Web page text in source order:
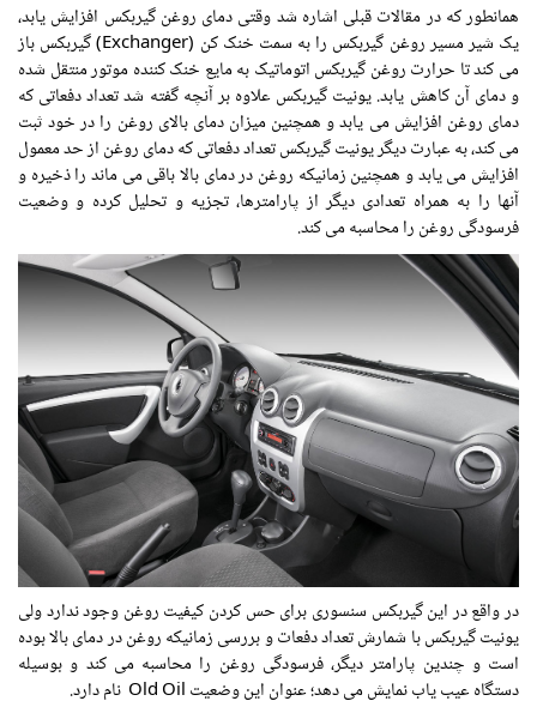
همانطور که در مقالات قبلی اشاره شد وقتی دمای روغن گیربکس افزایش یابد،
یک شیر مسیر روغن گیربکس را به سمت خنک کن (Exchanger) گیربکس باز
می کند تا حرارت روغن گیربکس اتوماتیک به مایع خنک کننده موتور منتقل شده
و دمای آن کاهش یابد. یونیت گیربکس علاوه بر آنچه گفته شد تعداد دفعاتی که
دمای روغن افزایش می یابد و همچنین میزان دمای بالای روغن را در خود ثبت
می کند، به عبارت دیگر یونیت گیربکس تعداد دفعاتی که دمای روغن از حد معمول
افزایش می یابد و همچنین زمانیکه روغن در دمای بالا باقی می ماند را ذخیره و
آنها را به همراه تعدادی دیگر از پارامترها، تجزیه و تحلیل کرده و وضعیت
فرسودگی روغن را محاسبه می کند.
در واقع در این گیربکس سنسوری برای حس کردن کیفیت روغن وجود ندارد ولی
یونیت گیربکس با شمارش تعداد دفعات و بررسی زمانیکه روغن در دمای بالا بوده
است و چندین پارامتر دیگر، فرسودگی روغن را محاسبه می کند و بوسیله
دستگاه عیب یاب نمایش می دهد؛ عنوان این وضعیت Old Oil نام دارد.